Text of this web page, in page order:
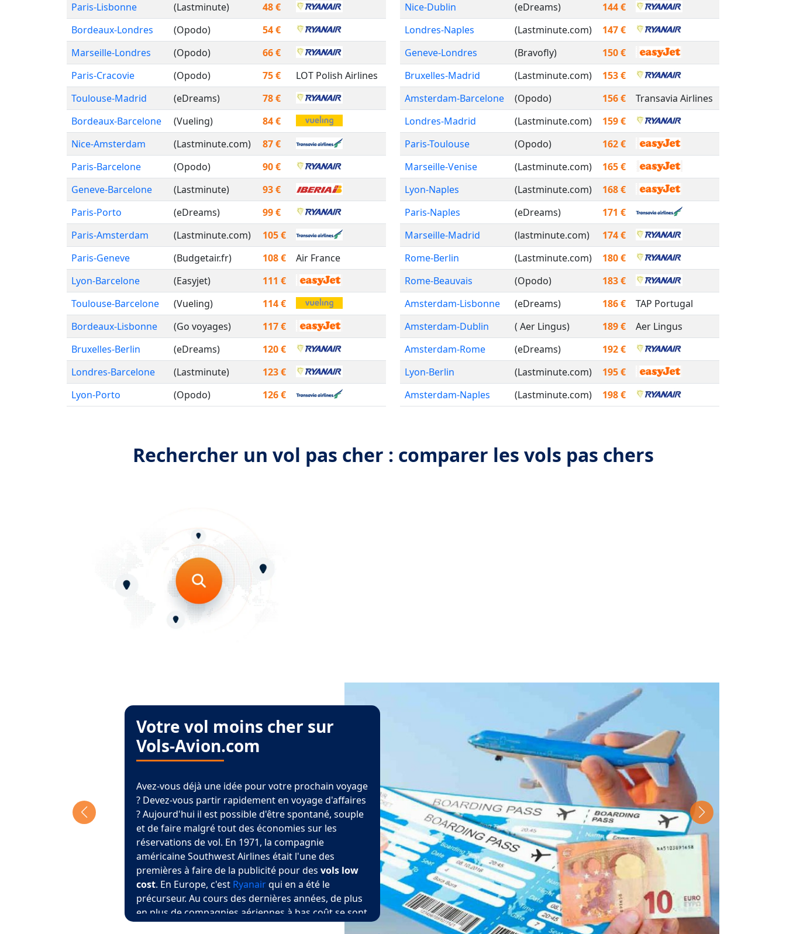
Paris-Lisbonne
(Lastminute)
48 €
Bordeaux-Londres
(Opodo)
54 €
Marseille-Londres
(Opodo)
66 €
Paris-Cracovie
(Opodo) 75 €
LOT Polish Airlines
Toulouse-Madrid
(eDreams)
78 €
Bordeaux-Barcelone
(Vueling)
84 €
Nice-Amsterdam
(Lastminute.com)
87 €
Paris-Barcelone
(Opodo)
90 €
Geneve-Barcelone
(Lastminute)
93 €
Paris-Porto
(eDreams)
99 €
Paris-Amsterdam
(Lastminute.com)
105 €
Paris-Geneve
(Budgetair.fr) 108 €
Air France
Lyon-Barcelone
(Easyjet)
111 €
Toulouse-Barcelone
(Vueling)
114 €
Bordeaux-Lisbonne
(Go voyages)
117 €
Bruxelles-Berlin
(eDreams)
120 €
Londres-Barcelone
(Lastminute)
123 €
Lyon-Porto
(Opodo) 126 €
Nice-Dublin
(eDreams)
144 €
Londres-Naples
(Lastminute.com)
147 €
Geneve-Londres
(Bravofly)
150 €
Bruxelles-Madrid
(Lastminute.com)
153 €
Amsterdam-Barcelone
(Opodo) 156 €
Transavia Airlines
Londres-Madrid
(Lastminute.com)
159 €
Paris-Toulouse
(Opodo)
162 €
Marseille-Venise
(Lastminute.com)
165 €
Lyon-Naples
(Lastminute.com)
168 €
Paris-Naples
(eDreams)
171 €
Marseille-Madrid
(lastminute.com)
174 €
Rome-Berlin
(Lastminute.com)
180 €
Rome-Beauvais
(Opodo)
183 €
Amsterdam-Lisbonne
(eDreams) 186 €
TAP Portugal
Amsterdam-Dublin
( Aer Lingus) 189 €
Aer Lingus
Amsterdam-Rome
(eDreams)
192 €
Lyon-Berlin
(Lastminute.com)
195 €
Amsterdam-Naples
(Lastminute.com) 198 €
Rechercher un vol pas cher : comparer les vols pas chers
Votre vol moins cher sur
Vols-Avion.com
Avez-vous déjà une idée pour votre prochain voyage
? Devez-vous partir rapidement en voyage d'affaires
? Aujourd'hui il est possible d'être spontané, souple
et de faire malgré tout des économies sur les
réservations de vol. En 1971, la compagnie
américaine Southwest Airlines était l'une des
premières à faire de la publicité pour des vols low
cost. En Europe, c'est Ryanairqui en a été le
précurseur. Au cours des dernières années, de plus
en plus de compagnies aériennes à bas coût se sont